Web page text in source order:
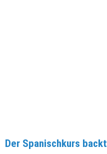
Der Spanischkurs backt